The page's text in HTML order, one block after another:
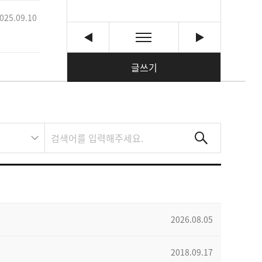
글쓰기
2026.08.05
2018.09.17